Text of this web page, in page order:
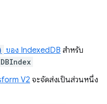
ของ IndexedDB สำหรับ
V2 จะจัดส่งเป็นส่วนหนึ่ง